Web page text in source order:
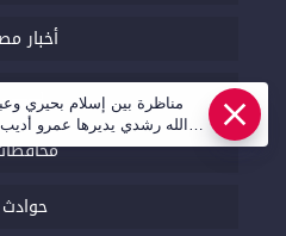
أخبار
اقتصاد
حوادث
مناظرة بين إسلام بحيري
الله رشدي يديرها عمرو
قريبا | أهل